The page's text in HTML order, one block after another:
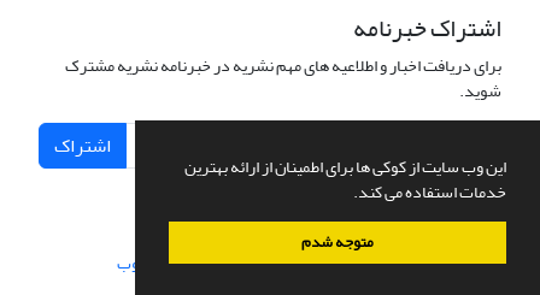
این وب سایت از کوکی ها برای اطمینان از ارائه بهترین
خدمات استفاده می کند.
متوجه شدم
اشتراک خبرنامه
برای دریافت اخبار و اطلاعیه های مهم نشریه در خبرنامه نشریه مشترک
شوید.
اشتراک
سامانه مدیریت نشریات علمی.طراحی و پیاده سازی از سیناوب